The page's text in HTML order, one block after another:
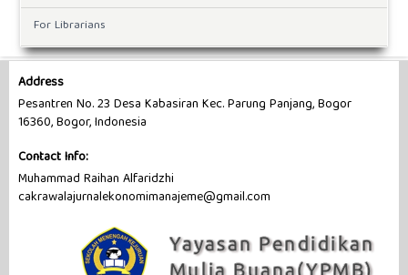
For Librarians
Address
Pesantren No. 23 Desa Kabasiran Kec. Parung Panjang, Bogor
16360, Bogor, Indonesia
Contact Info:
Muhammad Raihan Alfaridzhi
cakrawalajurnalekonomimanajeme@gmail.com